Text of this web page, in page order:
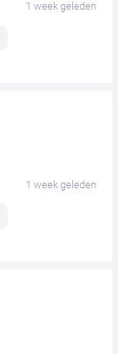
1 week geleden
1 week geleden